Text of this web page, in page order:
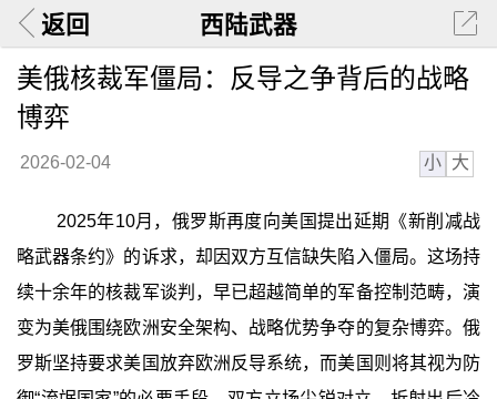
返回 西陆武器
美俄核裁军僵局：反导之争背后的战略
博弈
2026-02-04 小 大
2025年10月，俄罗斯再度向美国提出延期《新削减战
略武器条约》的诉求，却因双方互信缺失陷入僵局。这场持
续十余年的核裁军谈判，早已超越简单的军备控制范畴，演
变为美俄围绕欧洲安全架构、战略优势争夺的复杂博弈。俄
罗斯坚持要求美国放弃欧洲反导系统，而美国则将其视为防